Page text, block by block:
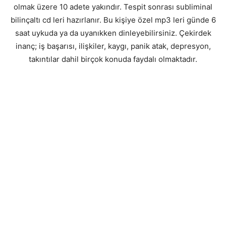
olmak üzere 10 adete yakındır. Tespit sonrası subliminal
bilinçaltı cd leri hazırlanır. Bu kişiye özel mp3 leri günde 6
saat uykuda ya da uyanıkken dinleyebilirsiniz. Çekirdek
inanç; iş başarısı, ilişkiler, kaygı, panik atak, depresyon,
takıntılar dahil birçok konuda faydalı olmaktadır.